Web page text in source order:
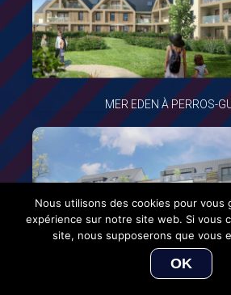
MER EDEN À PERROS-
Nous utilisons des cookies pour vous
expérience sur notre site web. Si vous
site, nous supposerons que vous
OK